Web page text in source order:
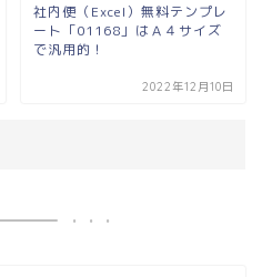
社内便（Excel）無料テンプレ
ート「01168」はＡ４サイズ
で汎用的！
2022年12月10日